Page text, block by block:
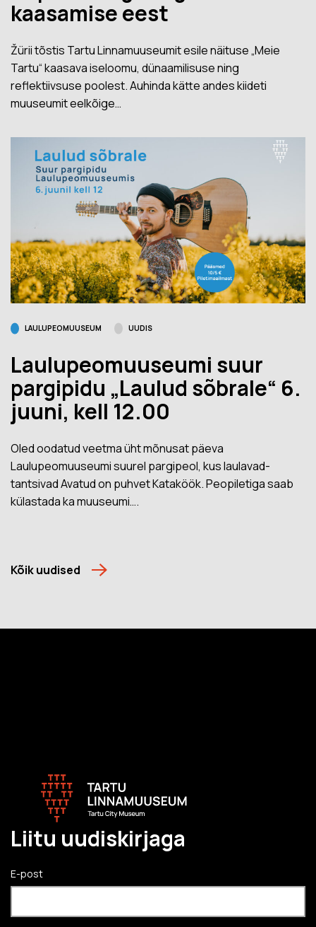
kaasamise eest
Žürii tõstis Tartu Linnamuuseumit esile näituse „Meie
Tartu“ kaasava iseloomu, dünaamilisuse ning
reflektiivsuse poolest. Auhinda kätte andes kiideti
muuseumit eelkõige…
LAULUPEOMUUSEUM UUDIS
Laulupeomuuseumi suur
pargipidu „Laulud sõbrale“ 6.
juuni, kell 12.00
Oled oodatud veetma üht mõnusat päeva
Laulupeomuuseumi suurel pargipeol, kus laulavad-
tantsivad Avatud on puhvet Kataköök. Peopiletiga saab
külastada ka muuseumi….
Kõik uudised
Liitu uudiskirjaga
E-post